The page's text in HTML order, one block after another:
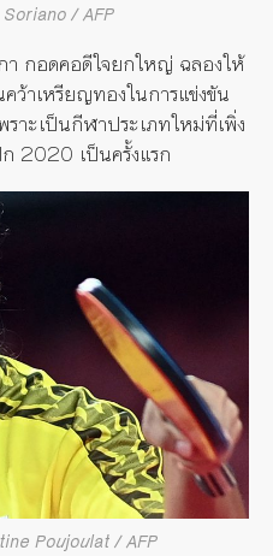
/ AFP
กอดคอดีใจยกใหญ่ ฉลองให้
ว้าเหรียญทองในการแข่งขัน
าะเป็นกีฬาประเภทใหม่ที่เพิ่ง
ก 2020 เป็นครั้งแรก
Poujoulat / AFP